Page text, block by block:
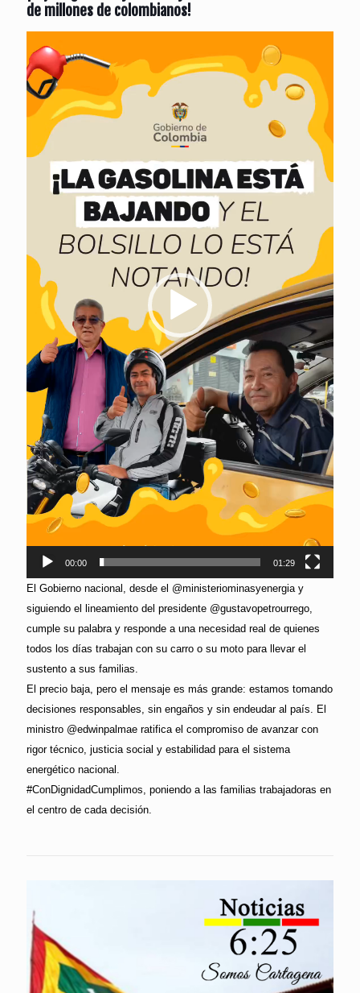
de millones de colombianos!
de
vídeo
00:00 01:29
El Gobierno nacional, desde el @ministeriominasyenergia y
siguiendo el lineamiento del presidente @gustavopetrourrego,
cumple su palabra y responde a una necesidad real de quienes
todos los días trabajan con su carro o su moto para llevar el
sustento a sus familias.
El precio baja, pero el mensaje es más grande: estamos tomando
decisiones responsables, sin engaños y sin endeudar al país. El
ministro @edwinpalmae ratifica el compromiso de avanzar con
rigor técnico, justicia social y estabilidad para el sistema
energético nacional.
#ConDignidadCumplimos, poniendo a las familias trabajadoras en
el centro de cada decisión.